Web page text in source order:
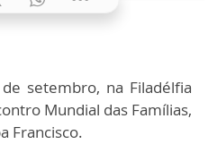
setembro, na Filadélfia
Mundial das Famílias,
Francisco.